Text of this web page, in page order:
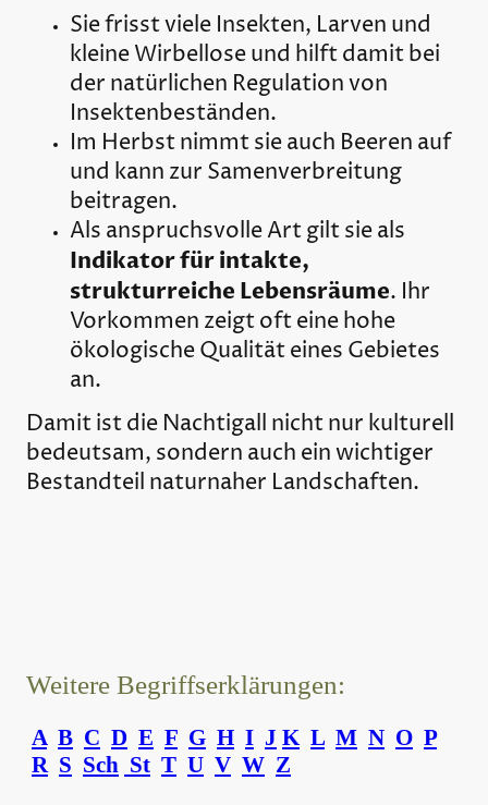
Sie frisst viele Insekten, Larven und
kleine Wirbellose und hilft damit bei
der natürlichen Regulation von
Insektenbeständen.
Im Herbst nimmt sie auch Beeren auf
und kann zur Samenverbreitung
beitragen.
Als anspruchsvolle Art gilt sie als
Indikator für intakte,
strukturreiche Lebensräume. Ihr
Vorkommen zeigt oft eine hohe
ökologische Qualität eines Gebietes
an.
Damit ist die Nachtigall nicht nur kulturell
bedeutsam, sondern auch ein wichtiger
Bestandteil naturnaher Landschaften.
Weitere Begriffserklärungen:
A B C D E F G H I J K L M N O P
R S Sch St T U V W Z